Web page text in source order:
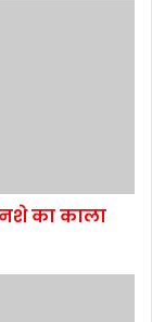
का काला